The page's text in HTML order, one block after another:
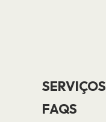
SERVIÇOS
FAQS